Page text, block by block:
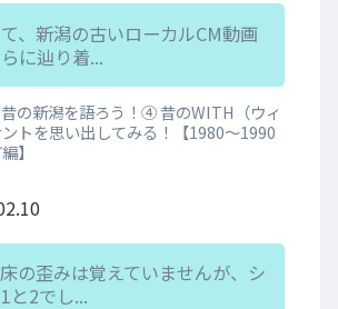
、新潟の古いローカルCM動画
に辿り着...
の新潟を語ろう！④ 昔のWITH（ウィ
トを思い出してみる！【1980～1990
】
の歪みは覚えていませんが、シ
と2でし...